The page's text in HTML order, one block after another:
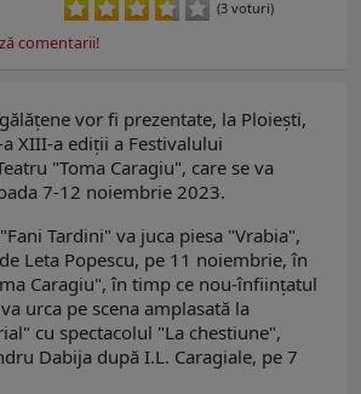
(3 voturi)
comentarii!
vor fi prezentate, la Ploieşti,
XIII-a ediţii a Festivalului
"Toma Caragiu", care se va
7-12 noiembrie 2023.
Tardini" va juca piesa "Vrabia",
Leta Popescu, pe 11 noiembrie, în
Caragiu", în timp ce nou-înfiinţatul
va urca pe scena amplasată la
cu spectacolul "La chestiune",
Dabija după I.L. Caragiale, pe 7